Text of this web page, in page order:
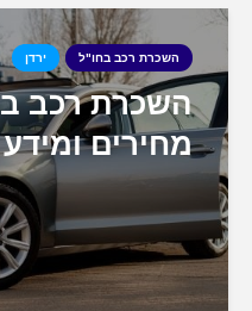
השכרת רכב בחו"ל ירדן
השכרת רכב
מחירים ומידע